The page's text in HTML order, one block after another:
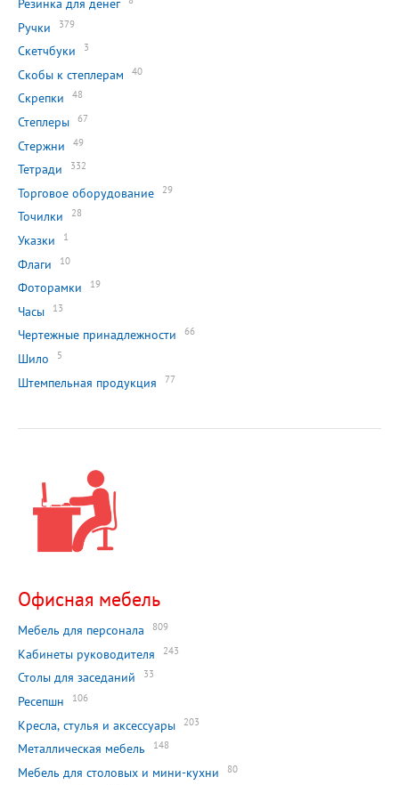
Резинка для денег
Ручки 379
Скетчбуки 3
Скобы к степлерам 40
Скрепки 48
Степлеры 67
Стержни 49
Тетради 332
Торговое оборудование 29
Точилки 28
Указки 1
Флаги 10
Фоторамки 19
Часы 13
Чертежные принадлежности 66
Шило 5
Штемпельная продукция 77
Офисная мебель
Мебель для персонала 809
Кабинеты руководителя 243
Столы для заседаний 33
Ресепшн 106
Кресла, стулья и аксессуары 203
Металлическая мебель 148
Мебель для столовых и мини-кухни 80